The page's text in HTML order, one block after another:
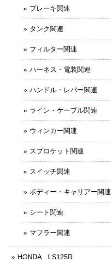
ブレーキ関連
タンク関連
フィルター関連
ハーネス・電装関連
ハンドル・レバー関連
ライン・ケーブル関連
ウィンカー関連
スプロケット関連
スイッチ関連
ボディー・キャリアー関連
シート関連
マフラー関連
HONDA LS125R